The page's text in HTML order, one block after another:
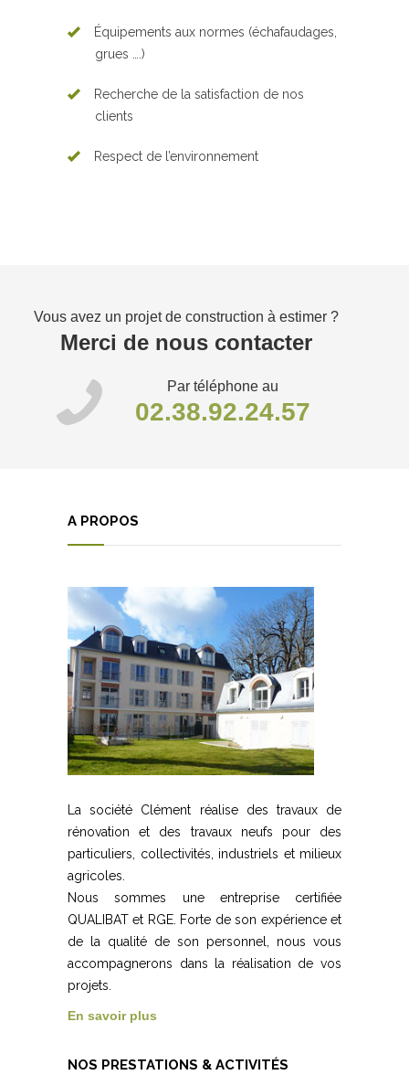
Équipements aux normes (échafaudages,
grues ….)
Recherche de la satisfaction de nos
clients
Respect de l’environnement
Vous avez un projet de construction à estimer ?
Merci de nous contacter
Par téléphone au
02.38.92.24.57
A PROPOS
La société Clément réalise des travaux de
rénovation et des travaux neufs pour des
particuliers, collectivités, industriels et milieux
agricoles.
Nous sommes une entreprise certifiée
QUALIBAT et RGE. Forte de son expérience et
de la qualité de son personnel, nous vous
accompagnerons dans la réalisation de vos
projets.
En savoir plus
NOS PRESTATIONS & ACTIVITÉS